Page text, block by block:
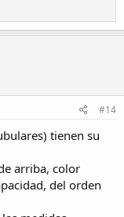
#14
tienen su
arriba, color
del orden